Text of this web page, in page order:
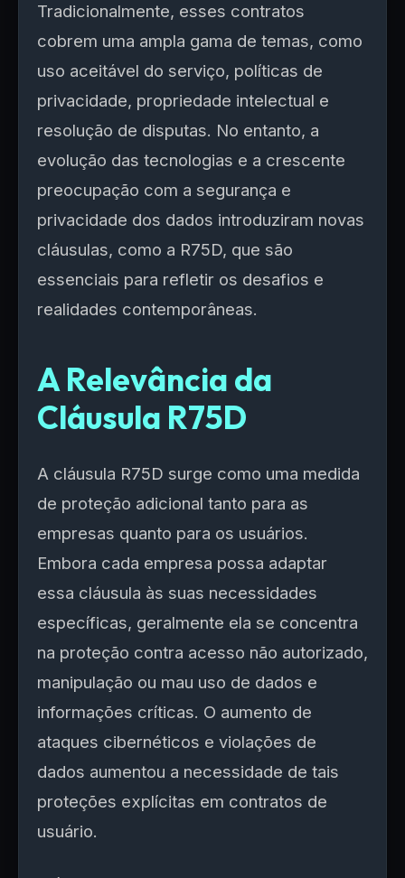
Tradicionalmente, esses contratos
cobrem uma ampla gama de temas, como
uso aceitável do serviço, políticas de
privacidade, propriedade intelectual e
resolução de disputas. No entanto, a
evolução das tecnologias e a crescente
preocupação com a segurança e
privacidade dos dados introduziram novas
cláusulas, como a R75D, que são
essenciais para refletir os desafios e
realidades contemporâneas.
A Relevância da
Cláusula R75D
A cláusula R75D surge como uma medida
de proteção adicional tanto para as
empresas quanto para os usuários.
Embora cada empresa possa adaptar
essa cláusula às suas necessidades
específicas, geralmente ela se concentra
na proteção contra acesso não autorizado,
manipulação ou mau uso de dados e
informações críticas. O aumento de
ataques cibernéticos e violações de
dados aumentou a necessidade de tais
proteções explícitas em contratos de
usuário.